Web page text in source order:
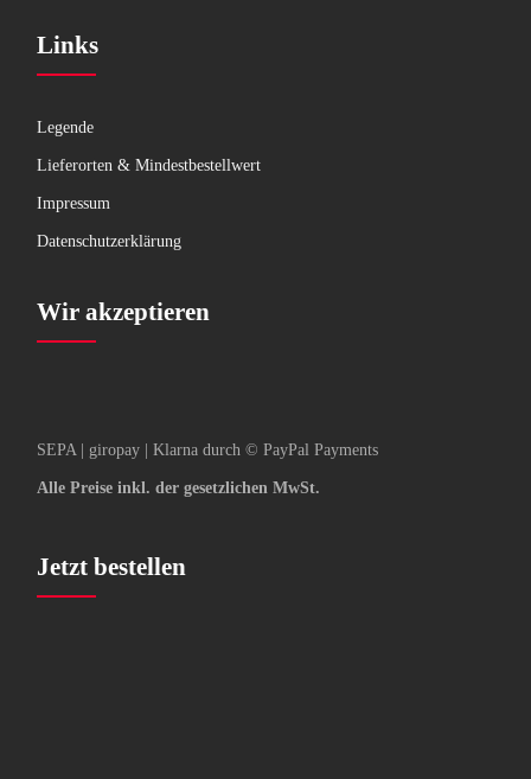
Links
Legende
Lieferorten & Mindestbestellwert
Impressum
Datenschutzerklärung
Wir akzeptieren
SEPA | giropay | Klarna durch © PayPal Payments
Alle Preise inkl. der gesetzlichen MwSt.
Jetzt bestellen